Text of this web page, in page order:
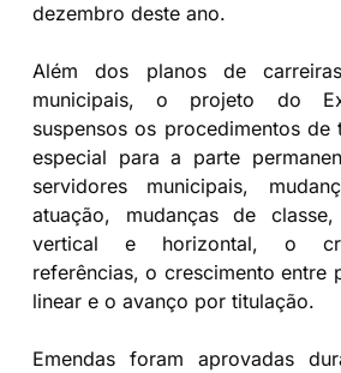
dezembro deste ano.
Além dos planos de
municipais, o projeto do
suspensos os procedimentos de
especial para a parte
servidores municipais,
atuação, mudanças de
vertical e horizontal, o
referências, o crescimento entre
linear e o avanço por titulação.
Emendas foram aprovadas